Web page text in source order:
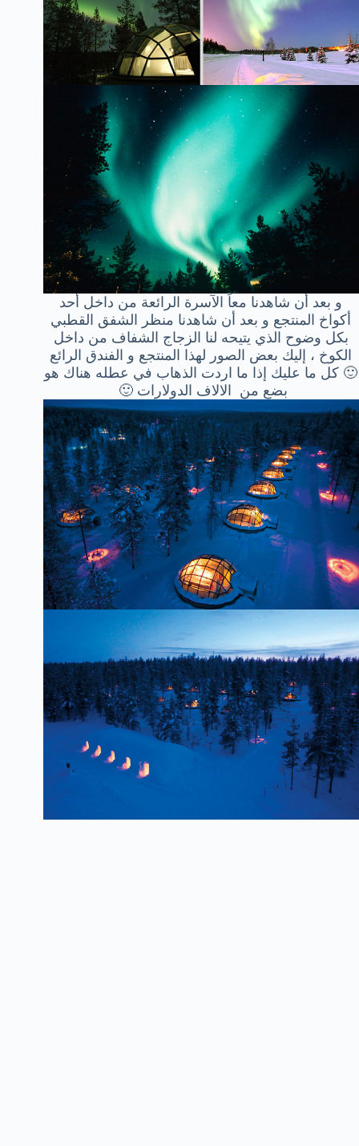
و بعد أن شاهدنا معاً الآسرة الرائعة من داخل أحد
أكواخ المنتجع و بعد أن شاهدنا منظر الشفق القطبي
بكل وضوح الذي يتيحه لنا الزجاج الشفاف من داخل
الكوخ ، إليك بعض الصور لهذا المنتجع و الفندق الرائع
🙂 كل ما عليك إذا ما اردت الذهاب في عطله هناك هو
بضع من الالاف الدولارات 🙂